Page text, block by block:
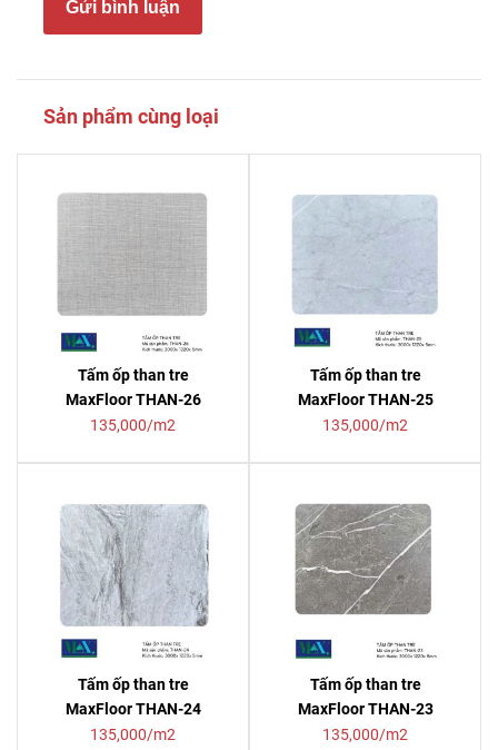
Gửi bình luận
Sản phẩm cùng loại
Tấm ốp than tre
MaxFloor THAN-26
135,000/m2
Tấm ốp than tre
MaxFloor THAN-25
135,000/m2
Tấm ốp than tre
MaxFloor THAN-24
135,000/m2
Tấm ốp than tre
MaxFloor THAN-23
135,000/m2